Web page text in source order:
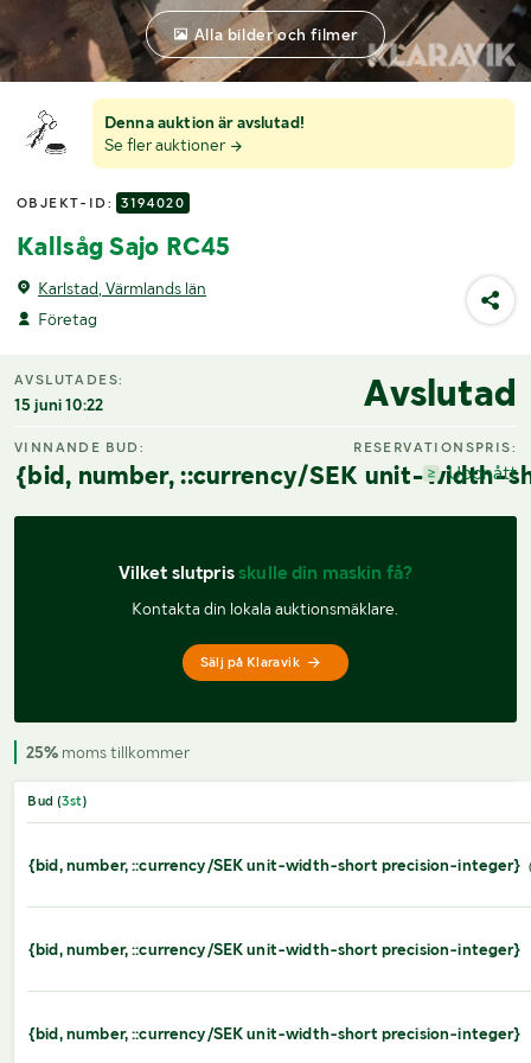
Denna auktion är avslutad!
Se fler auktioner
OBJEKT-ID: 3194020
Kallsåg Sajo RC45
Karlstad, Värmlands län
Företag
Alla bilder och filmer
AVSLUTADES:
15 juni 10:22 Avslutad
VINNANDE BUD:
{bid, number, ::currency/SEK unit-width-
RESERVATIONSPRIS:
Uppnått
Vilket slutpris skulle din maskin få?
Kontakta din lokala auktionsmäklare.
Sälj på Klaravik
25% moms tillkommer
Bud (3st)
{bid, number, ::currency/SEK unit-width-short precision-integer}
{bid, number, ::currency/SEK unit-width-short precision-integer}
{bid, number, ::currency/SEK unit-width-short precision-integer}